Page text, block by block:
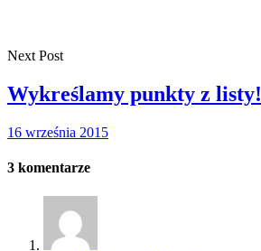
Next Post
Wykreślamy punkty z listy!
16 września 2015
3 komentarze